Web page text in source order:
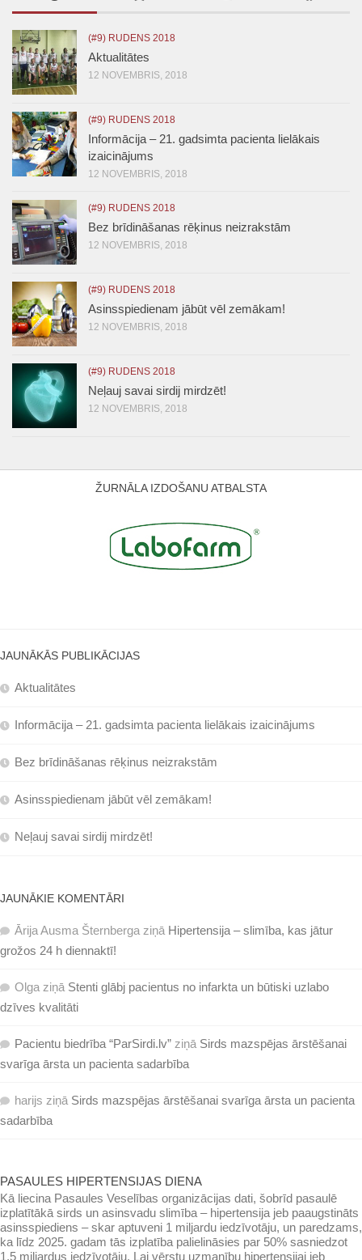
(#9) RUDENS 2018
Aktualitātes
12 NOVEMBRIS, 2018
(#9) RUDENS 2018
Informācija – 21. gadsimta pacienta lielākais
izaicinājums
12 NOVEMBRIS, 2018
(#9) RUDENS 2018
Bez brīdināšanas rēķinus neizrakstām
12 NOVEMBRIS, 2018
(#9) RUDENS 2018
Asinsspiedienam jābūt vēl zemākam!
12 NOVEMBRIS, 2018
(#9) RUDENS 2018
Neļauj savai sirdij mirdzēt!
12 NOVEMBRIS, 2018
ŽURNĀLA IZDOŠANU ATBALSTA
JAUNĀKĀS PUBLIKĀCIJAS
Aktualitātes
Informācija – 21. gadsimta pacienta lielākais izaicinājums
Bez brīdināšanas rēķinus neizrakstām
Asinsspiedienam jābūt vēl zemākam!
Neļauj savai sirdij mirdzēt!
JAUNĀKIE KOMENTĀRI
Ārija Ausma Šternberga ziņā Hipertensija – slimība, kas jātur
grožos 24 h diennaktī!
Olga ziņā Stenti glābj pacientus no infarkta un būtiski uzlabo
dzīves kvalitāti
Pacientu biedrība “ParSirdi.lv” ziņā Sirds mazspējas ārstēšanai
svarīga ārsta un pacienta sadarbība
harijs ziņā Sirds mazspējas ārstēšanai svarīga ārsta un pacienta
sadarbība
PASAULES HIPERTENSIJAS DIENA
Kā liecina Pasaules Veselības organizācijas dati, šobrīd pasaulē
izplatītākā sirds un asinsvadu slimība – hipertensija jeb paaugstināts
asinsspiediens – skar aptuveni 1 miljardu iedzīvotāju, un paredzams,
ka līdz 2025. gadam tās izplatība palielināsies par 50% sasniedzot
1,5 miljardus iedzīvotāju. Lai vērstu uzmanību hipertensijai jeb